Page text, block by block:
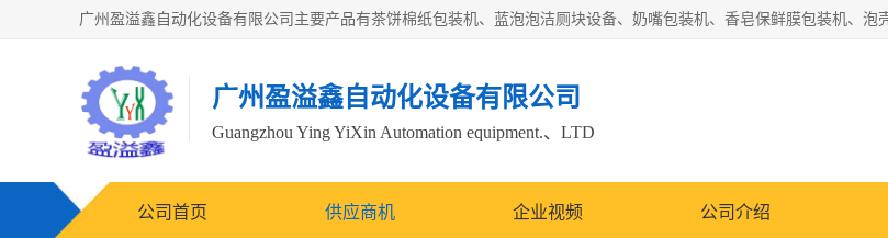
广州盈溢鑫自动化设备有限公司
Guangzhou Ying YiXin Automation equipment.、LTD
公司首页 供应商机 企业视频 公司介绍